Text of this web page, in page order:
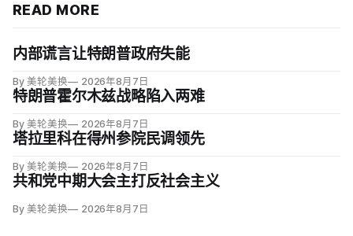
READ MORE
内部谎言让特朗普政府失能
By 美轮美换 2026年8月7日
特朗普霍尔木兹战略陷入两难
By 美轮美换 2026年8月7日
塔拉里科在得州参院民调领先
By 美轮美换 2026年8月7日
共和党中期大会主打反社会主义
By 美轮美换 2026年8月7日